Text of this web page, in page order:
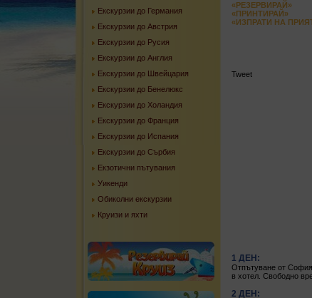
Екскурзии до Германия
Екскурзии до Австрия
Екскурзии до Русия
Екскурзии до Англия
Екскурзии до Швейцария
Екскурзии до Бенелюкс
Екскурзии до Холандия
Екскурзии до Франция
Екскурзии до Испания
Екскурзии до Сърбия
Екзотични пътувания
Уикенди
Обиколни екскурзии
Круизи и яхти
«РЕЗЕРВИРАЙ»
«ПРИНТИРАЙ»
«ИЗПРАТИ НА
Tweet
1 ДЕН:
Отпътуване от София
в хотел. Свободно
2 ДЕН: